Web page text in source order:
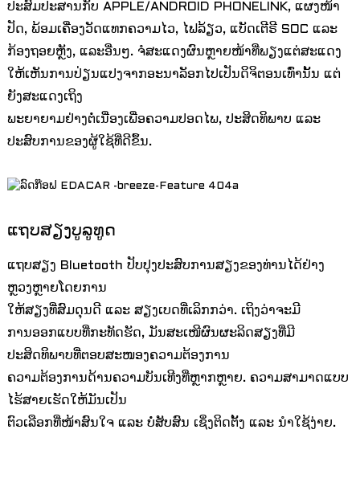
ປະສົມປະສານກັບ APPLE/ANDROID PHONELINK, ແຜງໜ້າ
ປັດ, ພ້ອມເຄື່ອງວັດແທກຄວາມໄວ, ໄຟລ້ຽວ, ແບັດເຕີຣີ SOC ແລະ
ກ້ອງຖອຍຫຼັງ, ແລະອື່ນໆ. ຈໍສະແດງຜົນຫຼາຍໜ້າທີ່ພຽງແຕ່ສະແດງ
ໃຫ້ເຫັນການປ່ຽນແປງຈາກອະນາລັອກໄປເປັນດິຈິຕອນເທົ່ານັ້ນ ແຕ່
ຍັງສະແດງເຖິງ
ພະຍາຍາມຢ່າງຕໍ່ເນື່ອງເພື່ອຄວາມປອດໄພ, ປະສິດທິພາບ ແລະ
ປະສົບການຂອງຜູ້ໃຊ້ທີ່ດີຂຶ້ນ.
ແຖບສຽງບູລູທູດ
ແຖບສຽງ Bluetooth ປັບປຸງປະສົບການສຽງຂອງທ່ານໄດ້ຢ່າງ
ຫຼວງຫຼາຍໂດຍການ
ໃຫ້ສຽງທີ່ສົມດຸນດີ ແລະ ສຽງເບດທີ່ເລິກກວ່າ. ເຖິງວ່າຈະມີ
ການອອກແບບທີ່ກະທັດຮັດ, ມັນສະເໜີຜົນຜະລິດສຽງທີ່ມີ
ປະສິດທິພາບທີ່ຕອບສະໜອງຄວາມຕ້ອງການ
ຄວາມຕ້ອງການດ້ານຄວາມບັນເທີງທີ່ຫຼາກຫຼາຍ. ຄວາມສາມາດແບບ
ໄຮ້ສາຍເຮັດໃຫ້ມັນເປັນ
ຕົວເລືອກທີ່ໜ້າສົນໃຈ ແລະ ບໍ່ສັບສົນ ເຊິ່ງຕິດຕັ້ງ ແລະ ນຳໃຊ້ງ່າຍ.